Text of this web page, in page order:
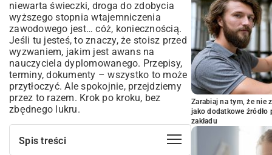
niewarta świeczki, droga do zdobycia
wyższego stopnia wtajemniczenia
zawodowego jest… cóż, koniecznością.
Jeśli tu jesteś, to znaczy, że stoisz przed
wyzwaniem, jakim jest awans na
nauczyciela dyplomowanego. Przepisy,
terminy, dokumenty – wszystko to może
przytłoczyć. Ale spokojnie, przejdziemy
przez to razem. Krok po kroku, bez
zbędnego lukru.
Spis treści
Zarabiaj na tym, że nie
jako dodatkowe
zakładu